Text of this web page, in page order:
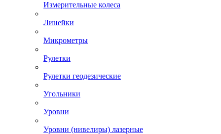
Измерительные колеса
Линейки
Микрометры
Рулетки
Рулетки геодезические
Угольники
Уровни
Уровни (нивелиры) лазерные